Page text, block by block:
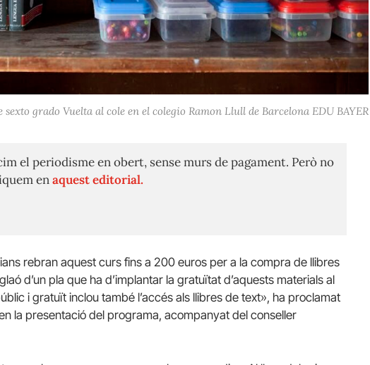
sexto grado Vuelta al cole en el colegio Ramon Llull de Barcelona EDU BAYER
el periodisme en obert, sense murs de pagament. Però no
enaquest editorial.
rebran aquest curs fins a 200 euros per a la compra de llibres
d’un pla que ha d’implantar la gratuïtat d’aquests materials al
i gratuït inclou també l’accés als llibres de text», ha proclamat
la presentació del programa, acompanyat del conseller